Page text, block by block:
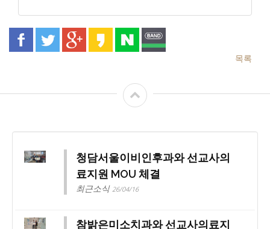
목록
청담서울이비인후과와 선교사의
료지원 MOU 체결
최근소식 26/04/16
참밝은미소치과와 선교사의료지